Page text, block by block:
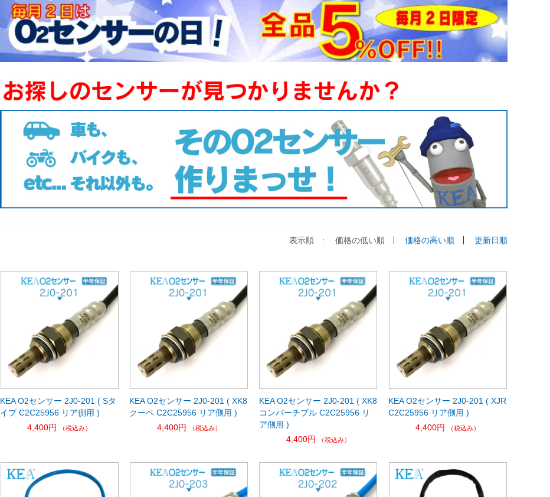
表示順 : 価格の低い順 価格の高い順 更新日順
KEA O2センサー 2J0-201 ( Sタ
イプ C2C25956 リア側用 )
4,400円
（税込み）
KEA O2センサー 2J0-201 ( XK8
クーペ C2C25956 リア側用 )
4,400円
（税込み）
KEA O2センサー 2J0-201 ( XK8
コンバーチブル C2C25956 リ
ア側用 )
4,400円
（税込み）
KEA O2センサー 2J0-201 ( XJR
C2C25956 リア側用 )
4,400円
（税込み）